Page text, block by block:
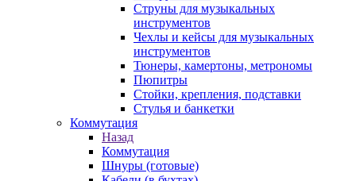
Струны для музыкальных
инструментов
Чехлы и кейсы для музыкальных
инструментов
Тюнеры, камертоны, метрономы
Пюпитры
Стойки, крепления, подставки
Стулья и банкетки
Коммутация
Назад
Коммутация
Шнуры (готовые)